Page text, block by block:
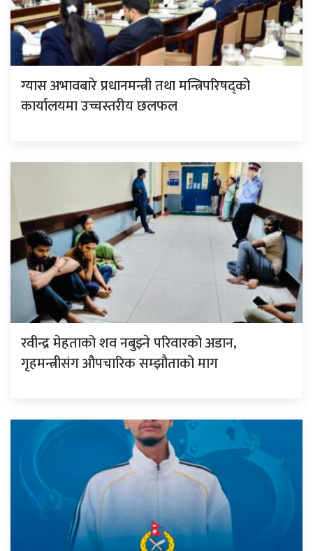
ग्यास अभावबारे प्रधानमन्त्री तथा मन्त्रिपरिषद्को
कार्यालयमा उच्चस्तरीय छलफल
रवीन्द्र मेहताको शव नबुझ्ने परिवारको अडान,
गृहमन्त्रीसंग औपचारिक सम्झौताको माग